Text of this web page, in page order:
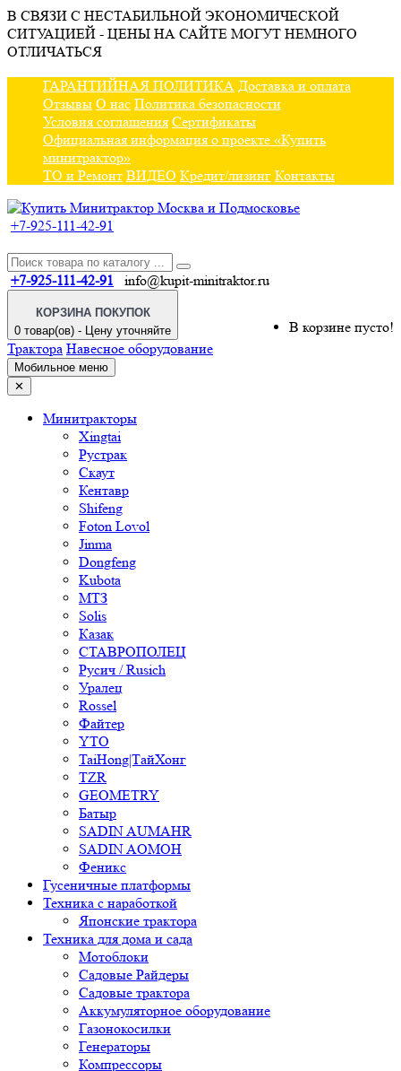
В СВЯЗИ С НЕСТАБИЛЬНОЙ ЭКОНОМИЧЕСКОЙ
СИТУАЦИЕЙ - ЦЕНЫ НА САЙТЕ МОГУТ НЕМНОГО
ОТЛИЧАТЬСЯ
ГАРАНТИЙНАЯ ПОЛИТИКА Доставка и оплата
Отзывы О нас Политика безопасности
Условия соглашения Сертификаты
Официальная информация о проекте «Купить
минитрактор»
ТО и Ремонт ВИДЕО Кредит/лизинг Контакты
+7-925-111-42-91
+7-925-111-42-91 info@kupit-minitraktor.ru
КОРЗИНА ПОКУПОК
0 товар(ов) - Цену уточняйте
В корзине пусто!
Трактора Навесное оборудование
Мобильное меню
✕
Минитракторы
Xingtai
Рустрак
Скаут
Кентавр
Shifeng
Foton Lovol
Jinma
Dongfeng
Kubota
МТЗ
Solis
Казак
СТАВРОПОЛЕЦ
Русич / Rusich
Уралец
Rossel
Файтер
YTO
TaiHong|ТайХонг
TZR
GEOMETRY
Батыр
SADIN AUMAHR
SADIN AOMOH
Феникс
Гусеничные платформы
Техника с наработкой
Японские трактора
Техника для дома и сада
Мотоблоки
Садовые Райдеры
Садовые трактора
Аккумуляторное оборудование
Газонокосилки
Генераторы
Компрессоры